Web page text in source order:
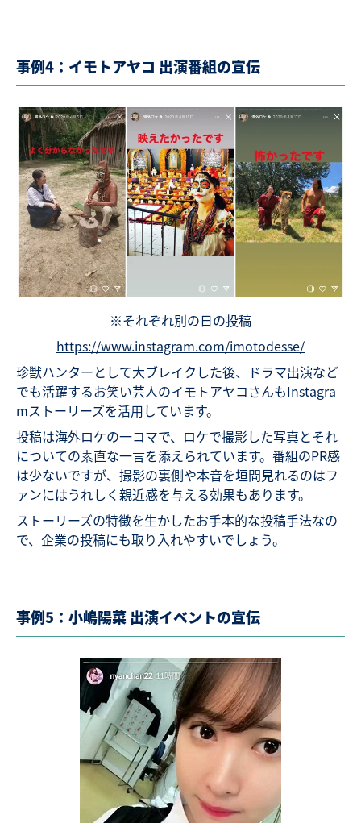
事例4：イモトアヤコ 出演番組の宣伝
※それぞれ別の日の投稿
https://www.instagram.com/imotodesse/
珍獣ハンターとして大ブレイクした後、ドラマ出演など
でも活躍するお笑い芸人のイモトアヤコさんもInstagra
mストーリーズを活用しています。
投稿は海外ロケの一コマで、ロケで撮影した写真とそれ
についての素直な一言を添えられています。番組のPR感
は少ないですが、撮影の裏側や本音を垣間見れるのはフ
ァンにはうれしく親近感を与える効果もあります。
ストーリーズの特徴を生かしたお手本的な投稿手法なの
で、企業の投稿にも取り入れやすいでしょう。
事例5：小嶋陽菜 出演イベントの宣伝